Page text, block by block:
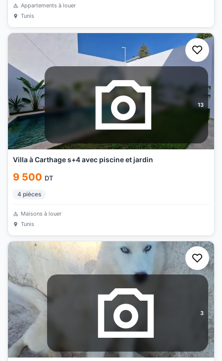
Appartements à louer
Tunis
13
Villa à Carthage s+4 avec piscine et jardin
9 500 DT
4 pièces
Maisons à louer
Tunis
3